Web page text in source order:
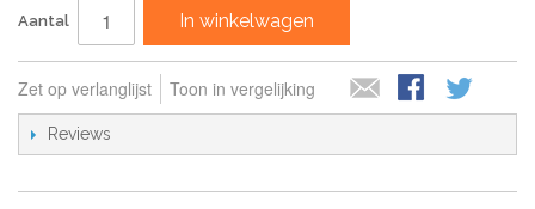
Aantal In winkelwagen
Zet op verlanglijst Toon in vergelijking
Reviews